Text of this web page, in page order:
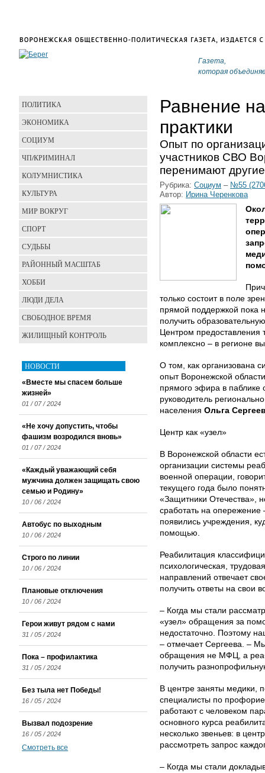
Газета,
которая
Равнение
практики
Опыт по
участников СВО
перенимают
Рубрика: Социум – №55
Автор: Ирина Черенкова
только состоит в поле
прямой поддержкой пока
получить
Центром
комплексно – в регионе
О том, как организована
опыт Воронежской
прямого эфира в паблике
руководитель
населения Ольга
Центр как «узел»
В Воронежской области
организации системы
военной операции,
текущего года было
«Защитники Отечества»,
сработать на
появились учреждения,
помощью.
Реабилитация
психологическая,
направлений отвечает
получить ответы на свои
– Когда мы стали
«узел» обращения за
недостаточно. Поэтому
– отмечает Сергеева. –
обращения не МФЦ, а
получить
В центре заняты медики,
специалисты по
работают с человеком
основного курса
несколько звеньев: в
рассмотреть запрос
– Когда мы стали
ПОЛИТИКА
ЭКОНОМИКА
СОЦИУМ
ЧП/КРИМИНАЛ
КОЛУМНИСТИКА
КУЛЬТУРА
МИР ВОКРУГ
СПОРТ
СУДЬБЫ
РАЙОННЫЙ МАСШТАБ
ХОББИ
ЛЮДИ ДЕЛА
СВОБОДНОЕ ВРЕМЯ
ЖИЛИЩНЫЙ КОНТРОЛЬ
НОВОСТИ
«Вместе мы спасем больше
жизней»
01 / 07 / 2024
«Не хочу допустить, чтобы
фашизм возродился вновь»
01 / 07 / 2024
«Каждый уважающий себя
мужчина должен защищать свою
семью и Родину»
10 / 06 / 2024
Автобус по выходным
10 / 06 / 2024
Строго по линии
10 / 06 / 2024
Плановые отключения
10 / 06 / 2024
Герои живут рядом с нами
31 / 05 / 2024
Пока – профилактика
31 / 05 / 2024
Без тыла нет Победы!
16 / 05 / 2024
Вызвал подозрение
16 / 05 / 2024
Смотреть все